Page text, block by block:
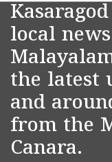
local
the latest
and
from the
Canara.